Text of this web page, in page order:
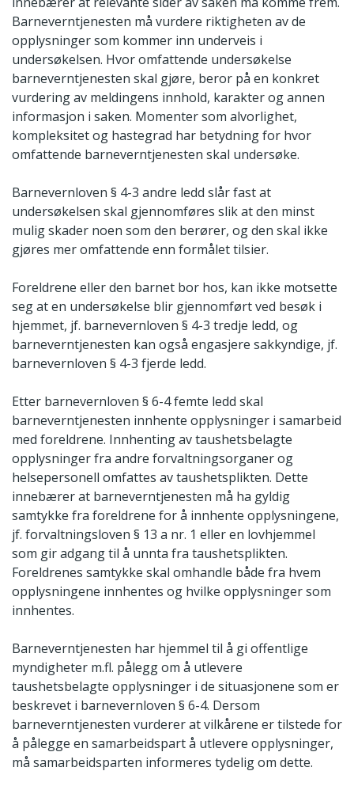
Barneverntjenesten må vurdere riktigheten av de
opplysninger som kommer inn underveis i
undersøkelsen. Hvor omfattende undersøkelse
barneverntjenesten skal gjøre, beror på en konkret
vurdering av meldingens innhold, karakter og annen
informasjon i saken. Momenter som alvorlighet,
kompleksitet og hastegrad har betydning for hvor
omfattende barneverntjenesten skal undersøke.
Barnevernloven § 4-3 andre ledd slår fast at
undersøkelsen skal gjennomføres slik at den minst
mulig skader noen som den berører, og den skal ikke
gjøres mer omfattende enn formålet tilsier.
Foreldrene eller den barnet bor hos, kan ikke motsette
seg at en undersøkelse blir gjennomført ved besøk i
hjemmet, jf. barnevernloven § 4-3 tredje ledd, og
barneverntjenesten kan også engasjere sakkyndige, jf.
barnevernloven § 4-3 fjerde ledd.
Etter barnevernloven § 6-4 femte ledd skal
barneverntjenesten innhente opplysninger i samarbeid
med foreldrene. Innhenting av taushetsbelagte
opplysninger fra andre forvaltningsorganer og
helsepersonell omfattes av taushetsplikten. Dette
innebærer at barneverntjenesten må ha gyldig
samtykke fra foreldrene for å innhente opplysningene,
jf. forvaltningsloven § 13 a nr. 1 eller en lovhjemmel
som gir adgang til å unnta fra taushetsplikten.
Foreldrenes samtykke skal omhandle både fra hvem
opplysningene innhentes og hvilke opplysninger som
innhentes.
Barneverntjenesten har hjemmel til å gi offentlige
myndigheter m.fl. pålegg om å utlevere
taushetsbelagte opplysninger i de situasjonene som er
beskrevet i barnevernloven § 6-4. Dersom
barneverntjenesten vurderer at vilkårene er tilstede for
å pålegge en samarbeidspart å utlevere opplysninger,
må samarbeidsparten informeres tydelig om dette.